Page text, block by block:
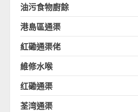
油污食物廚餘
港島區通渠
紅磡通渠佬
維修水喉
红磡通渠
荃湾通渠